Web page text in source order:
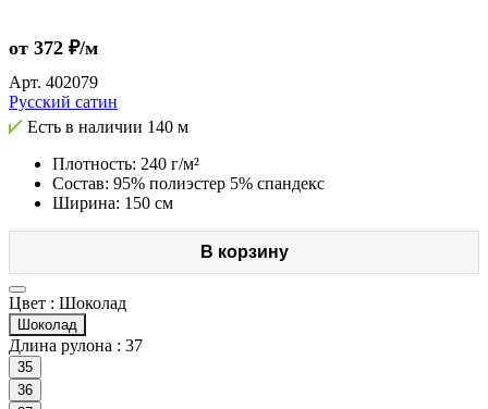
от 372 ₽/м
Арт. 402079
Русский сатин
Есть в наличии 140 м
Плотность: 240 г/м²
Состав: 95% полиэстер 5% спандекс
Ширина: 150 см
В корзину
Цвет : Шоколад
Шоколад
Длина рулона : 37
35
36